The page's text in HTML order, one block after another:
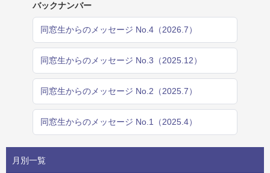
バックナンバー
同窓生からのメッセージ No.4（2026.7）
同窓生からのメッセージ No.3（2025.12）
同窓生からのメッセージ No.2（2025.7）
同窓生からのメッセージ No.1（2025.4）
月別一覧